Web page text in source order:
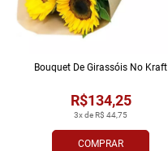
COMPRAR
3x de R$ 44,75
R$134,25
Bouquet De Girassóis No Kraft